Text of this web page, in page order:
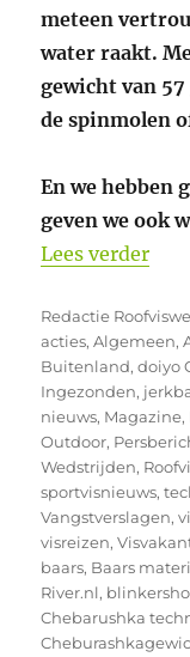
meteen
water raakt. M
gewicht van
de spinmolen
En we hebben
geven we ook
Lees verder
Auteur
Redactie
acties,Algemeen,
Buitenland,doiyo
Ingezonden,
nieuws, Magazine,
Outdoor,
Wedstrijden,
sportvisnieuws,
Vangstverslagen,
visreizen,
baars, Baars
River.nl,
Chebarushka